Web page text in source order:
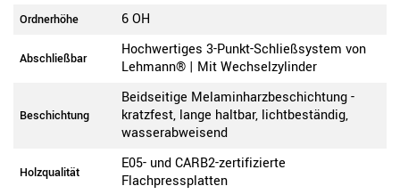
Ordnerhöhe 6 OH
Abschließbar
Hochwertiges 3-Punkt-Schließsystem von
Lehmann® | Mit Wechselzylinder
Beschichtung
Beidseitige Melaminharzbeschichtung -
kratzfest, lange haltbar, lichtbeständig,
wasserabweisend
Holzqualität
E05- und CARB2-zertifizierte
Flachpressplatten